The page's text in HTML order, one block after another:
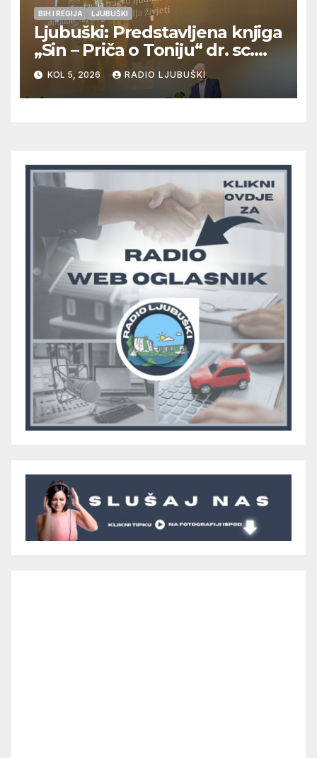
BIH I REGIJA LJUBUŠKI
Ljubuški: Predstavljena knjiga
„Sin – Priča o Toniju“ dr. sc.
Zdenka Hercega
KOL 5, 2026 RADIO LJUBUŠKI